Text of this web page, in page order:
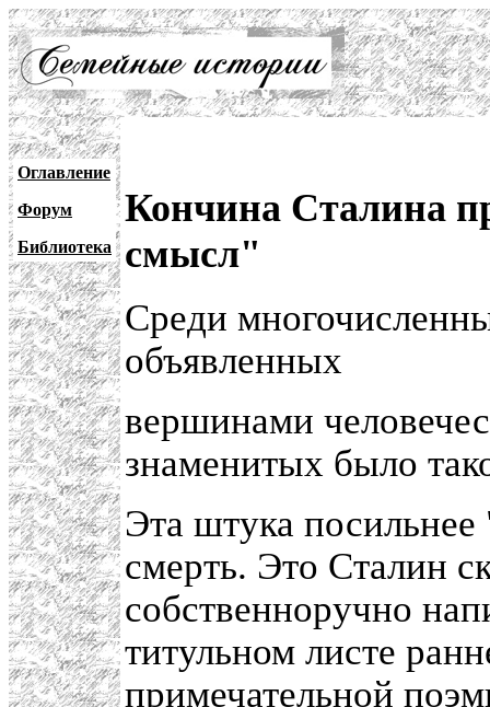
Оглавление
Форум
Библиотека
Кончина Сталина
смысл"
Среди
объявленных
вершинами
знаменитых было
Эта штука
смерть. Это Сталин
собственноручно
титульном листе
примечательной